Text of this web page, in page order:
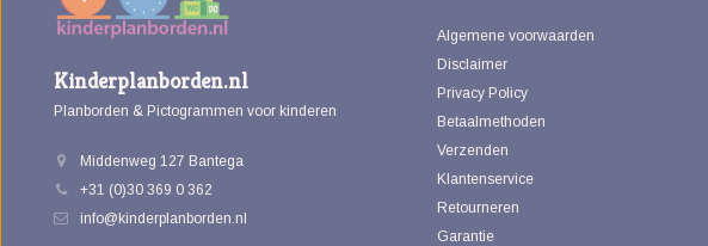
Kinderplanborden.nl
Planborden & Pictogrammen voor kinderen
Middenweg 127 Bantega
+31 (0)30 369 0 362
info@kinderplanborden.nl
Algemene voorwaarden
Disclaimer
Privacy Policy
Betaalmethoden
Verzenden
Klantenservice
Retourneren
Garantie